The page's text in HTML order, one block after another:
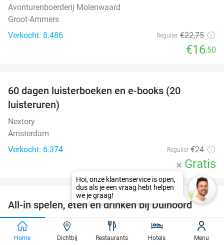
Avonturenboerderij Molenwaard
Groot-Ammers
Verkocht: 8.486
Regulier €22,75
€16,50
60 dagen luisterboeken en e-books (20
luisteruren)
Nextory
Amsterdam
Verkocht: 6.374
Regulier €24
Gratis
19%
favorite_border
All-in spelen, eten en drinken bij Duinoord
Duinoord 9.8
Helvoirt
Home Dichtbij Restaurants Hotels Menu